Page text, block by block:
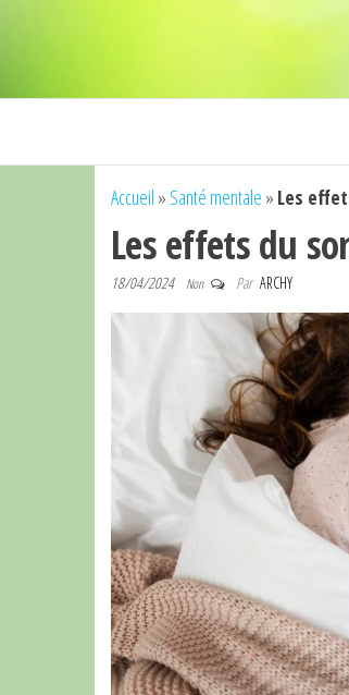
Accueil » Santé mentale » Les
Les effets du
18/04/2024 Non Par ARCHY